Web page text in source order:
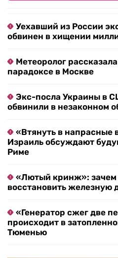
Уехавший из России
обвинен в хищении
Метеоролог
парадоксе в Москве
Экс-посла Украины в
обвинили в незаконном
«Втянуть в напрасные
Израиль обсуждают
Риме
«Лютый кринж»:
восстановить железную
«Генератор сжег две
происходит в
Тюменью